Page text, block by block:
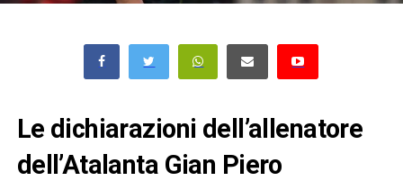
Le dichiarazioni dell’allenatore
dell’Atalanta Gian Piero